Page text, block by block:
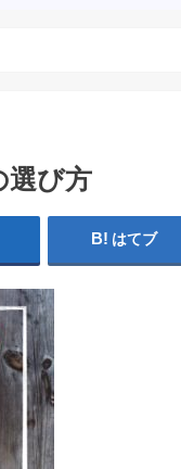
選び方
はてブ